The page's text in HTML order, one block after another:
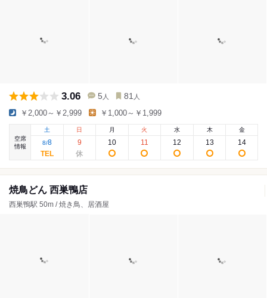
3.06 5 人 81 人
￥2,000～￥2,999 ￥1,000～￥1,999
空席
情報
土
8/8
日
9
月
10
火
11
水
12
木
13
金
14
焼鳥どん 西巣鴨店
西巣鴨駅 50m / 焼き鳥、居酒屋